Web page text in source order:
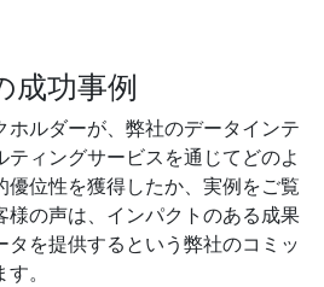
成功事例
ルダーが、弊社のデータインテ
ティングサービスを通じてどのよ
優位性を獲得したか、実例をご覧
様の声は、インパクトのある成果
タを提供するという弊社のコミッ
。